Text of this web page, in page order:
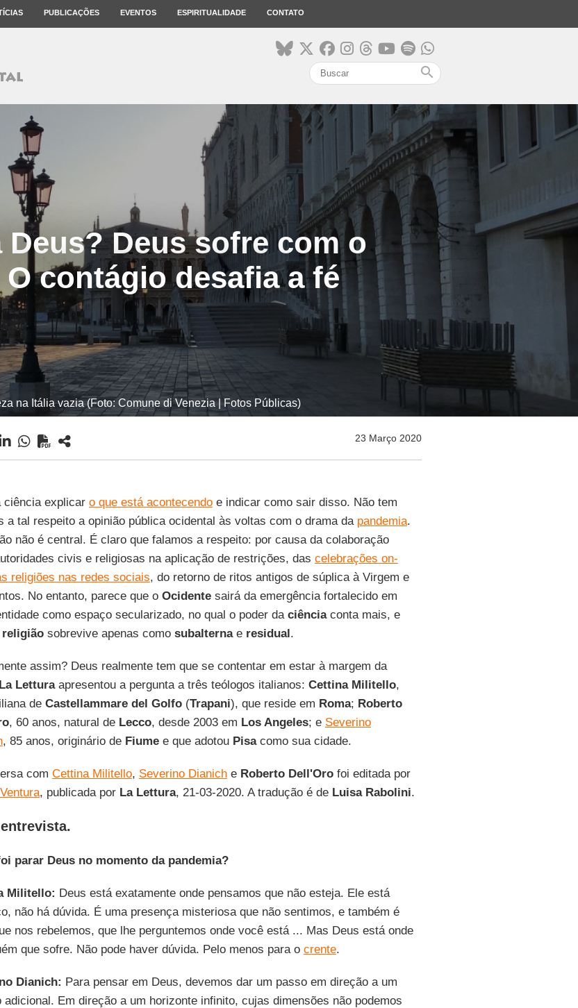
PUBLICAÇÕES EVENTOS ESPIRITUALIDADE CONTATO
search
Deus? Deus sofre com o
O contágio desafia a fé
na Itália vazia (Foto: Comune di Venezia | Fotos Públicas)
23 Março 2020
ciência explicar o que está acontecendoe indicar como sair disso. Não tem
a tal respeito a opinião pública ocidental às voltas com o drama da pandemia.
não é central. É claro que falamos a respeito: por causa da colaboração
civis e religiosas na aplicação de restrições, das celebrações on-
religiões nas redes sociais, do retorno de ritos antigos de súplica à Virgem e
No entanto, parece que o Ocidentesairá da emergência fortalecido em
como espaço secularizado, no qual o poder da ciênciaconta mais, e
religiãosobrevive apenas como subalternae residual.
assim? Deus realmente tem que se contentar em estar à margem da
La Letturaapresentou a pergunta a três teólogos italianos: Cettina Militello,
de Castellammare del Golfo(Trapani), que reside em Roma; Roberto
, 60 anos, natural de Lecco, desde 2003 em Los Angeles; e Severino
, 85 anos, originário de Fiumee que adotou Pisacomo sua cidade.
com Cettina Militello, Severino Dianiche Roberto Dell'Oro foi editada por
, publicada por La Lettura, 21-03-2020. A tradução é de Luisa Rabolini.
parar Deus no momento da pandemia?
Militello: Deus está exatamente onde pensamos que não esteja. Ele está
não há dúvida. É uma presença misteriosa que não sentimos, e também é
nos rebelemos, que lhe perguntemos onde você está ... Mas Deus está onde
que sofre. Não pode haver dúvida. Pelo menos para o crente.
Dianich: Para pensar em Deus, devemos dar um passo em direção a um
adicional. Em direção a um horizonte infinito, cujas dimensões não podemos